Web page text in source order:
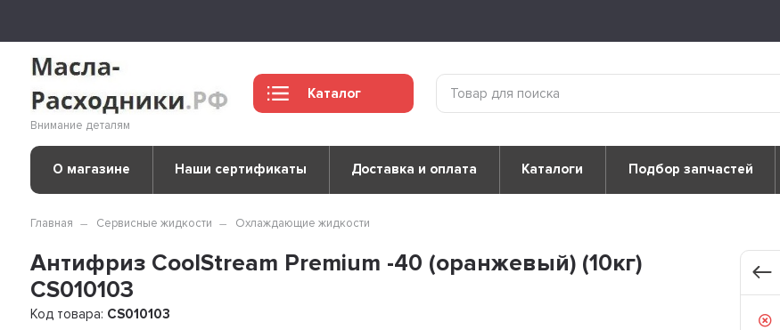
Внимание деталям
Каталог
О магазине Наши сертификаты Доставка и оплата Каталоги Подбор запчастей
Главная Сервисные жидкости Охлаждающие жидкости
Антифриз CoolStream Premium -40 (оранжевый) (10кг)
CS010103
Код товара: CS010103